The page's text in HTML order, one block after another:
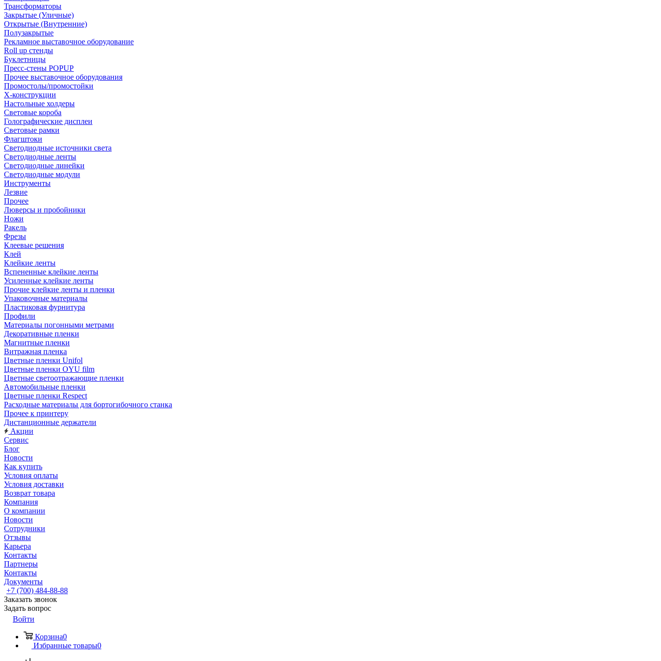
Трансформаторы
Закрытые (Уличные)
Открытые (Внутренние)
Полузакрытые
Рекламное выставочное оборудование
Roll up стенды
Буклетницы
Пресс-стены POPUP
Прочее выставочное оборудования
Промостолы/промостойки
Х-конструкции
Настольные холдеры
Световые короба
Голографические дисплеи
Световые рамки
Флагштоки
Светодиодные источники света
Светодиодные ленты
Светодиодные линейки
Светодиодные модули
Инструменты
Лезвие
Прочее
Люверсы и пробойники
Ножи
Ракель
Фрезы
Клеевые решения
Клей
Клейкие ленты
Вспененные клейкие ленты
Усиленные клейкие ленты
Прочие клейкие ленты и пленки
Упаковочные материалы
Пластиковая фурнитура
Профили
Материалы погонными метрами
Декоративные пленки
Магнитные пленки
Витражная пленка
Цветные пленки Unifol
Цветные пленки OYU film
Цветные светоотражающие пленки
Автомобильные пленки
Цветные пленки Respect
Расходные материалы для бортогибочного станка
Прочее к принтеру
Дистанционные держатели
Акции
Сервис
Блог
Новости
Как купить
Условия оплаты
Условия доставки
Возврат товара
Компания
О компании
Новости
Сотрудники
Отзывы
Карьера
Контакты
Партнеры
Контакты
Документы
+7 (700) 484-88-88
Заказать звонок
Задать вопрос
Войти
Корзина0
Избранные товары0